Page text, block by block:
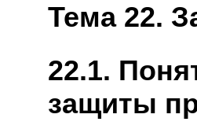
Тема 22.
22.1.
защиты